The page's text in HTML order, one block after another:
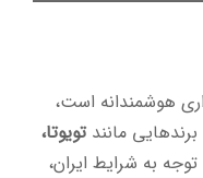
هوشمندانه‌ است،
مانند تویوتا،
توجه به شرایط ایران،